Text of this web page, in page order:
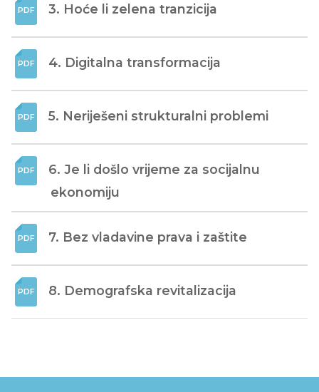
3. Hoće li zelena tranzicija
4. Digitalna transformacija
5. Neriješeni strukturalni problemi
6. Je li došlo vrijeme za socijalnu
ekonomiju
7. Bez vladavine prava i zaštite
8. Demografska revitalizacija